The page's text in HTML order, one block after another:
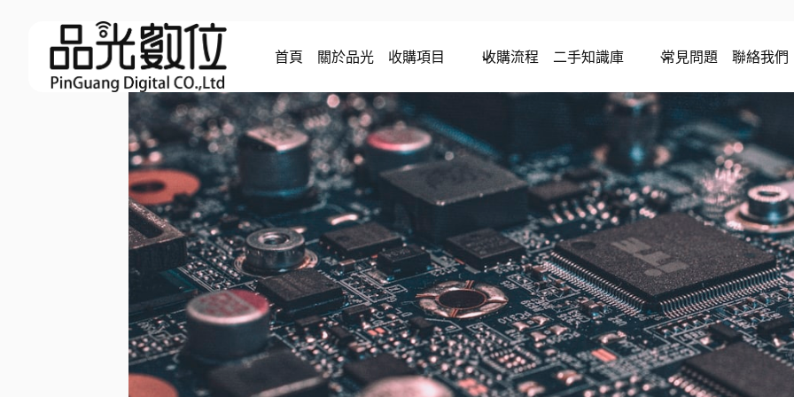
content
首頁 關於品光 收購項目 收購流程 二手知識庫 常見問題 聯絡我們